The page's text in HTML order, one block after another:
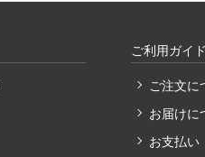
ご利用ガイド
ご注文に
お届けに
お支払い